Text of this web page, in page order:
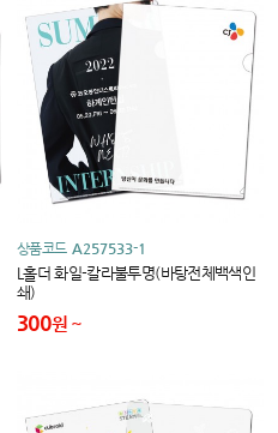
상품코드 A257533-1
L홀더 화일-칼라불투명(바탕전체백색인
쇄)
300원